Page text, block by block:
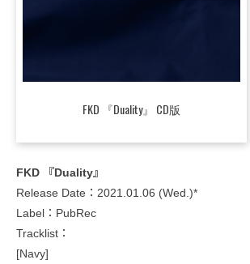
FKD 『Duality』 CD版
FKD 『Duality』
Release Date：2021.01.06 (Wed.)*
Label：PubRec
Tracklist：
[Navy]